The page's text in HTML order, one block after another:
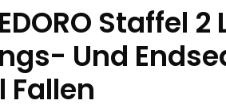
Staffel
Und
Fallen